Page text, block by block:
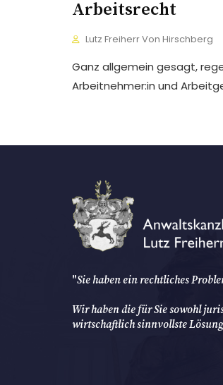
Arbeitsrecht
Lutz Freiherr Von Hirschberg
Ganz allgemein gesagt,
Arbeitnehmer:in und
"Sie haben ein rechtliches
Wir haben die für Sie sowohl
wirtschaftlich sinnvollste